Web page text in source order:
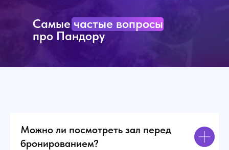
Самые частые вопросы
про Пандору
Можно ли посмотреть зал перед
бронированием?